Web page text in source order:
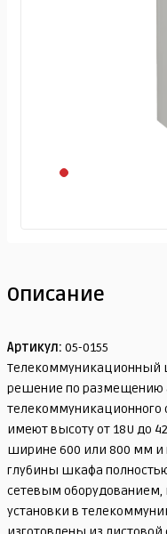
Описание
Артикул: 05-0155
Телекоммуникационный
решение по размещению
имеют высоту от 18U до
ширине 600 или 800 мм и
глубины шкафа
сетевым оборудованием,
установки в